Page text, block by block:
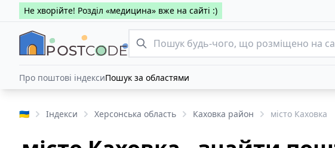
Не хворійте! Розділ «медицина» вже на сайті :)
Про поштові індексиПошук за областями
🇺🇦 Індекси Херсонська область Каховка район місто Каховка